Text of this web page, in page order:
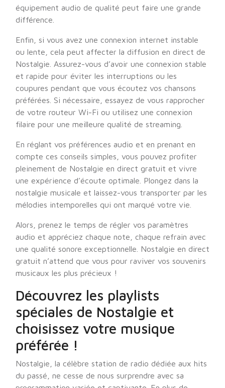
équipement audio de qualité peut faire une grande
différence.
Enfin, si vous avez une connexion internet instable
ou lente, cela peut affecter la diffusion en direct de
Nostalgie. Assurez-vous d’avoir une connexion stable
et rapide pour éviter les interruptions ou les
coupures pendant que vous écoutez vos chansons
préférées. Si nécessaire, essayez de vous rapprocher
de votre routeur Wi-Fi ou utilisez une connexion
filaire pour une meilleure qualité de streaming.
En réglant vos préférences audio et en prenant en
compte ces conseils simples, vous pouvez profiter
pleinement de Nostalgie en direct gratuit et vivre
une expérience d’écoute optimale. Plongez dans la
nostalgie musicale et laissez-vous transporter par les
mélodies intemporelles qui ont marqué votre vie.
Alors, prenez le temps de régler vos paramètres
audio et appréciez chaque note, chaque refrain avec
une qualité sonore exceptionnelle. Nostalgie en direct
gratuit n’attend que vous pour raviver vos souvenirs
musicaux les plus précieux !
Découvrez les playlists
spéciales de Nostalgie et
choisissez votre musique
préférée !
Nostalgie, la célèbre station de radio dédiée aux hits
du passé, ne cesse de nous surprendre avec sa